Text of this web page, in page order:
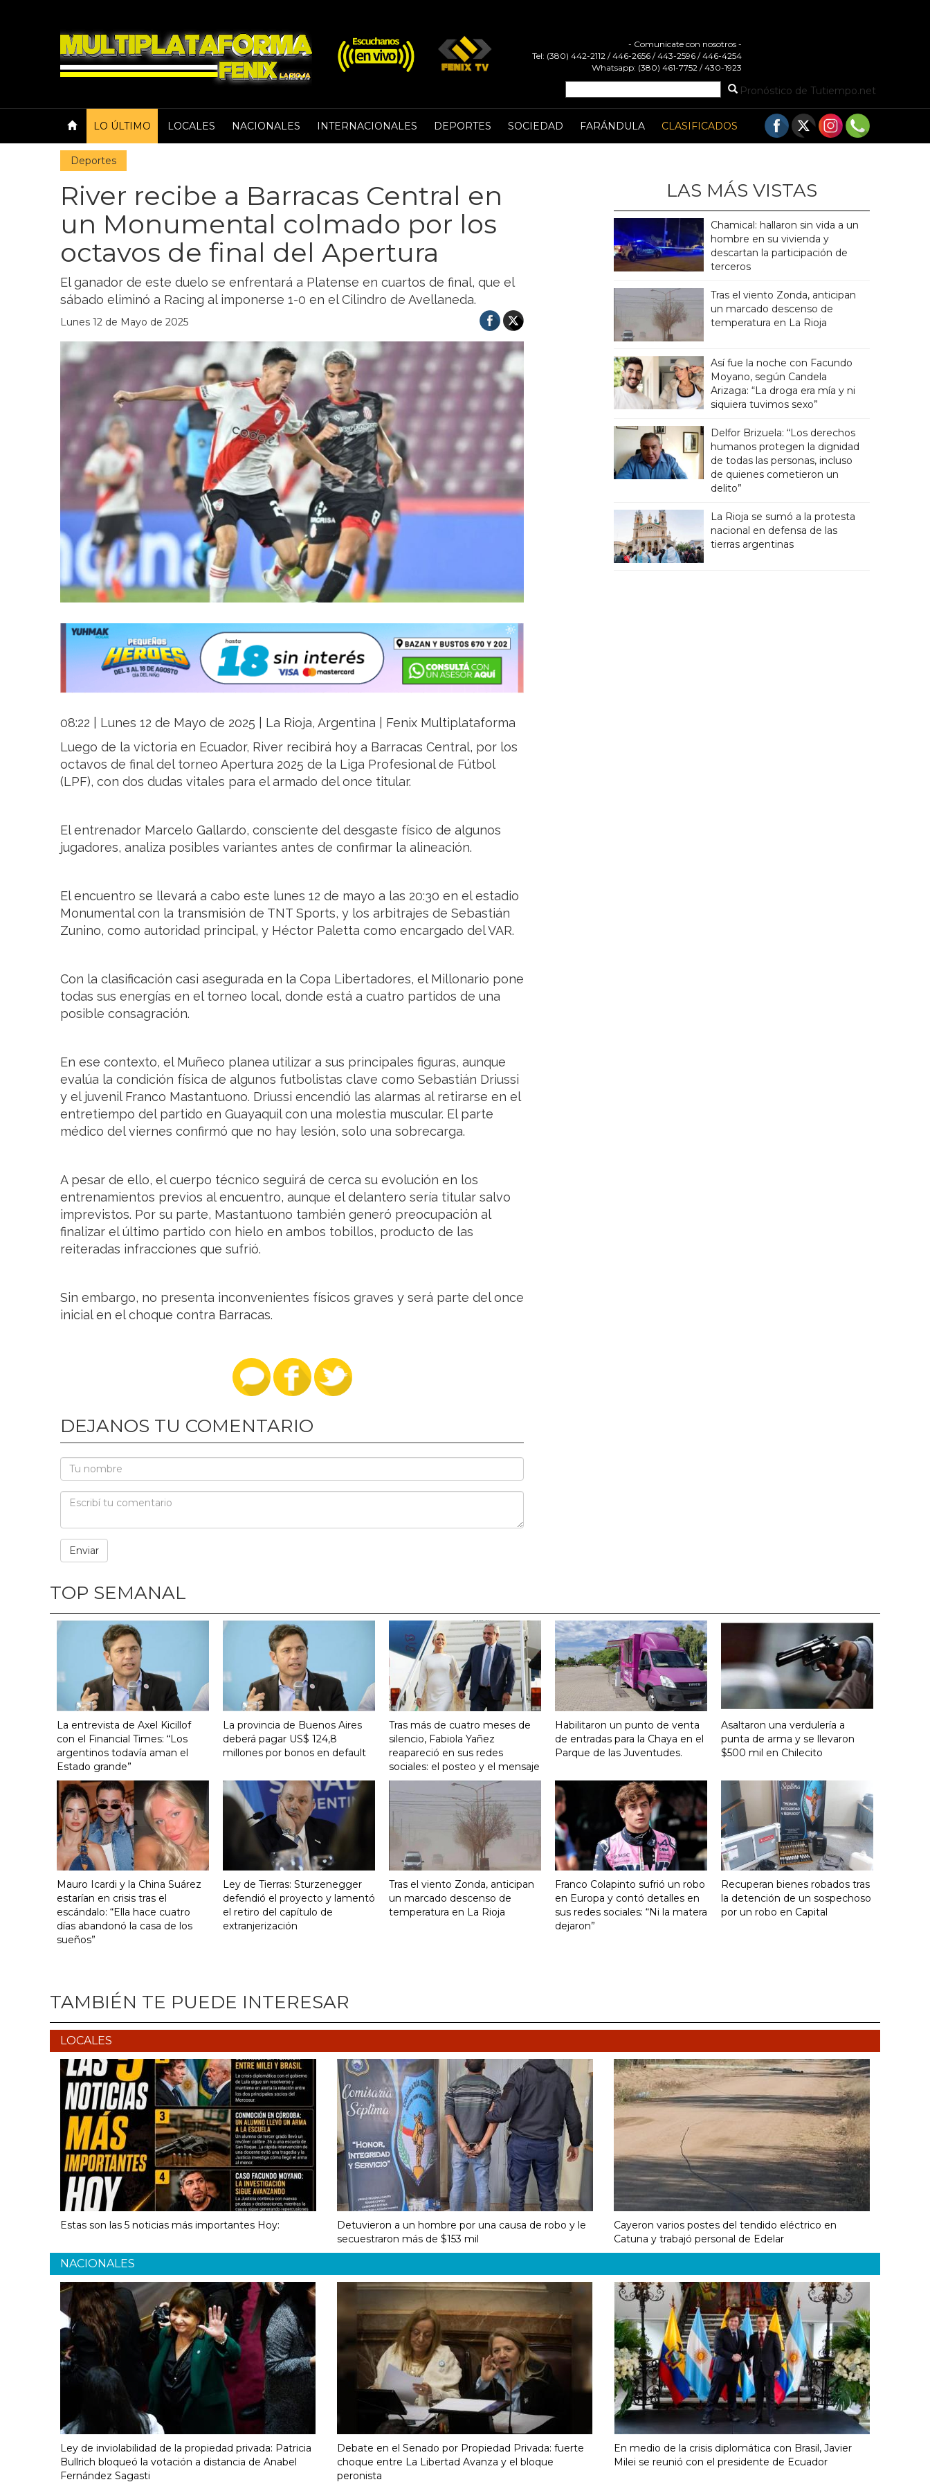
- Comunicate con nosotros -
Tel: (380) 442-2112 / 446-2656 / 443-2596 / 446-4254
Whatsapp: (380) 461-7752 / 430-1923
Pronóstico de Tutiempo.net
LO ÚLTIMO LOCALES NACIONALES INTERNACIONALES DEPORTES SOCIEDAD FARÁNDULA CLASIFICADOS
Deportes
River recibe a Barracas Central en
un Monumental colmado por los
octavos de final del Apertura
El ganador de este duelo se enfrentará a Platense en cuartos de final, que el
sábado eliminó a Racing al imponerse 1-0 en el Cilindro de Avellaneda.
Lunes 12 de Mayo de 2025
08:22 | Lunes 12 de Mayo de 2025 | La Rioja, Argentina | Fenix Multiplataforma
Luego de la victoria en Ecuador, River recibirá hoy a Barracas Central, por los
octavos de final del torneo Apertura 2025 de la Liga Profesional de Fútbol
(LPF), con dos dudas vitales para el armado del once titular.
El entrenador Marcelo Gallardo, consciente del desgaste físico de algunos
jugadores, analiza posibles variantes antes de confirmar la alineación.
El encuentro se llevará a cabo este lunes 12 de mayo a las 20:30 en el estadio
Monumental con la transmisión de TNT Sports, y los arbitrajes de Sebastián
Zunino, como autoridad principal, y Héctor Paletta como encargado del VAR.
Con la clasificación casi asegurada en la Copa Libertadores, el Millonario pone
todas sus energías en el torneo local, donde está a cuatro partidos de una
posible consagración.
En ese contexto, el Muñeco planea utilizar a sus principales figuras, aunque
evalúa la condición física de algunos futbolistas clave como Sebastián Driussi
y el juvenil Franco Mastantuono. Driussi encendió las alarmas al retirarse en el
entretiempo del partido en Guayaquil con una molestia muscular. El parte
médico del viernes confirmó que no hay lesión, solo una sobrecarga.
A pesar de ello, el cuerpo técnico seguirá de cerca su evolución en los
entrenamientos previos al encuentro, aunque el delantero sería titular salvo
imprevistos. Por su parte, Mastantuono también generó preocupación al
finalizar el último partido con hielo en ambos tobillos, producto de las
reiteradas infracciones que sufrió.
Sin embargo, no presenta inconvenientes físicos graves y será parte del once
inicial en el choque contra Barracas.
DEJANOS TU COMENTARIO
LAS MÁS VISTAS
Chamical: hallaron sin vida a un
hombre en su vivienda y
descartan la participación de
terceros
Tras el viento Zonda, anticipan
un marcado descenso de
temperatura en La Rioja
Así fue la noche con Facundo
Moyano, según Candela
Arizaga: “La droga era mía y ni
siquiera tuvimos sexo”
Delfor Brizuela: “Los derechos
humanos protegen la dignidad
de todas las personas, incluso
de quienes cometieron un
delito”
La Rioja se sumó a la protesta
nacional en defensa de las
tierras argentinas
TOP SEMANAL
La entrevista de Axel Kicillof
con el Financial Times: “Los
argentinos todavía aman el
Estado grande”
La provincia de Buenos Aires
deberá pagar US$ 124,8
millones por bonos en default
Tras más de cuatro meses de
silencio, Fabiola Yañez
reapareció en sus redes
sociales: el posteo y el mensaje
Habilitaron un punto de venta
de entradas para la Chaya en el
Parque de las Juventudes.
Asaltaron una verdulería a
punta de arma y se llevaron
$500 mil en Chilecito
Mauro Icardi y la China Suárez
estarían en crisis tras el
escándalo: “Ella hace cuatro
días abandonó la casa de los
sueños”
Ley de Tierras: Sturzenegger
defendió el proyecto y lamentó
el retiro del capítulo de
extranjerización
Tras el viento Zonda, anticipan
un marcado descenso de
temperatura en La Rioja
Franco Colapinto sufrió un robo
en Europa y contó detalles en
sus redes sociales: “Ni la matera
dejaron”
Recuperan bienes robados tras
la detención de un sospechoso
por un robo en Capital
TAMBIÉN TE PUEDE INTERESAR
LOCALES
Estas son las 5 noticias más importantes Hoy:
Detuvieron a un hombre por una causa de robo y le
secuestraron más de $153 mil
Cayeron varios postes del tendido eléctrico en
Catuna y trabajó personal de Edelar
NACIONALES
Ley de inviolabilidad de la propiedad privada: Patricia
Bullrich bloqueó la votación a distancia de Anabel
Fernández Sagasti
Debate en el Senado por Propiedad Privada: fuerte
choque entre La Libertad Avanza y el bloque
peronista
En medio de la crisis diplomática con Brasil, Javier
Milei se reunió con el presidente de Ecuador